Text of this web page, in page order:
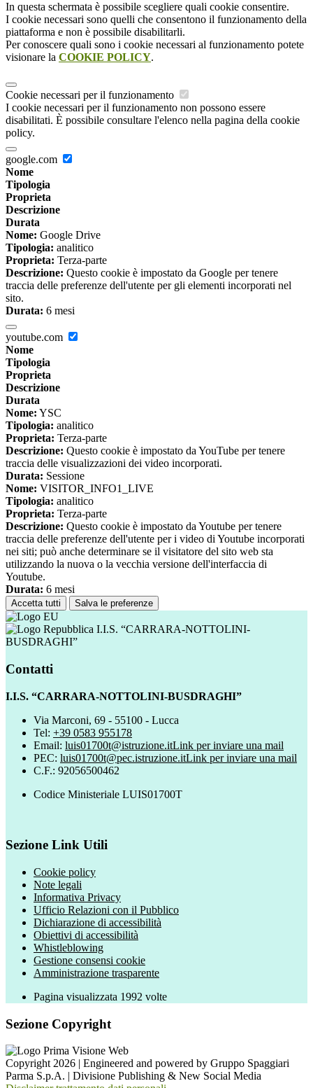
In questa schermata è possibile scegliere quali cookie consentire.
I cookie necessari sono quelli che consentono il funzionamento della
piattaforma e non è possibile disabilitarli.
Per conoscere quali sono i cookie necessari al funzionamento potete
visionare la COOKIE POLICY.
Cookie necessari per il funzionamento
I cookie necessari per il funzionamento non possono essere
disabilitati. È possibile consultare l'elenco nella pagina della cookie
policy.
google.com
Nome
Tipologia
Proprieta
Descrizione
Durata
Nome: Google Drive
Tipologia: analitico
Proprieta: Terza-parte
Descrizione: Questo cookie è impostato da Google per tenere
traccia delle preferenze dell'utente per gli elementi incorporati nel
sito.
Durata: 6 mesi
youtube.com
Nome
Tipologia
Proprieta
Descrizione
Durata
Nome: YSC
Tipologia: analitico
Proprieta: Terza-parte
Descrizione: Questo cookie è impostato da YouTube per tenere
traccia delle visualizzazioni dei video incorporati.
Durata: Sessione
Nome: VISITOR_INFO1_LIVE
Tipologia: analitico
Proprieta: Terza-parte
Descrizione: Questo cookie è impostato da Youtube per tenere
traccia delle preferenze dell'utente per i video di Youtube incorporati
nei siti; può anche determinare se il visitatore del sito web sta
utilizzando la nuova o la vecchia versione dell'interfaccia di
Youtube.
Durata: 6 mesi
Accetta tutti Salva le preferenze
I.I.S. “CARRARA-NOTTOLINI-
BUSDRAGHI”
Contatti
I.I.S. “CARRARA-NOTTOLINI-BUSDRAGHI”
Via Marconi, 69 - 55100 - Lucca
Tel: +39 0583 955178
Email: luis01700t@istruzione.itLink per inviare una mail
PEC: luis01700t@pec.istruzione.itLink per inviare una mail
C.F.: 92056500462
Codice Ministeriale LUIS01700T
Sezione Link Utili
Cookie policy
Note legali
Informativa Privacy
Ufficio Relazioni con il Pubblico
Dichiarazione di accessibilità
Obiettivi di accessibilità
Whistleblowing
Gestione consensi cookie
Amministrazione trasparente
Pagina visualizzata 1992 volte
Sezione Copyright
Copyright 2026 | Engineered and powered by Gruppo Spaggiari
Parma S.p.A. | Divisione Publishing & New Social Media